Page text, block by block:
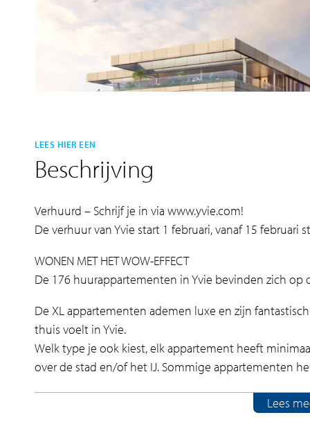
LEES HIER EEN
Beschrijving
Verhuurd – Schrijf je in via www.yvie.com!
De verhuur van Yvie start 1 februari, vanaf 15 februari
WONEN MET HET WOW-EFFECT
De 176 huurappartementen in Yvie bevinden zich
De XL appartementen ademen luxe en zijn
thuis voelt in Yvie.
Welk type je ook kiest, elk appartement heeft
over de stad en/of het IJ. Sommige appartementen
De appartementen beschikken over een ruimeLees